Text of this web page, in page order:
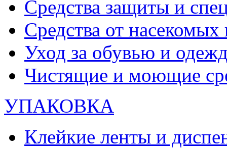
Средства защиты и
Средства от
Уход за обувью и
Чистящие и моющие
УПАКОВКА
Клейкие ленты и